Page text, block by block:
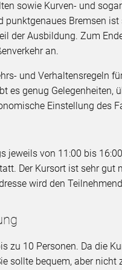
sowie Kurven- und
Bremsen
der Ausbildung. Zum
an.
und Verhaltensregeln
es genug Gelegenheiten,
Einstellung des
jeweils von 11:00 bis
Der Kursort ist sehr
wird den
zu 10 Personen. Da die
sollte bequem, aber